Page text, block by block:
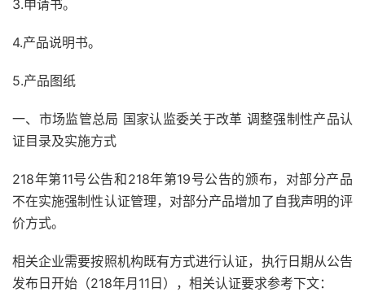
3.申请书。
4.产品说明书。
5.产品图纸
一、市场监管总局 国家认监委关于改革 调整强制性产品认
证目录及实施方式
218年第11号公告和218年第19号公告的颁布，对部分产品
不在实施强制性认证管理，对部分产品增加了自我声明的评
价方式。
相关企业需要按照机构既有方式进行认证，执行日期从公告
发布日开始（218年月11日），相关认证要求参考下文：